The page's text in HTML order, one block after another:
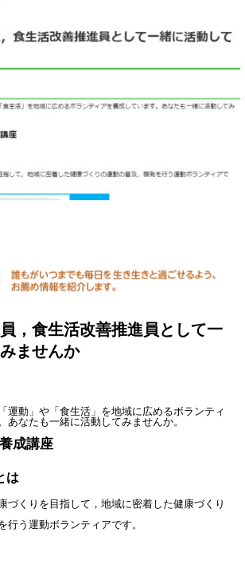
，食生活改善推進員として一
ませんか
運動」や「食生活」を地域に広めるボランティ
あなたも一緒に活動してみませんか。
成講座
は
づくりを目指して，地域に密着した健康づくり
行う運動ボランティアです。